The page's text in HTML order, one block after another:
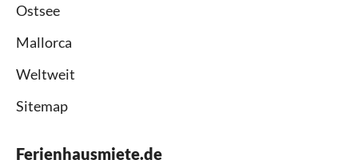
Ostsee
Mallorca
Weltweit
Sitemap
Ferienhausmiete.de